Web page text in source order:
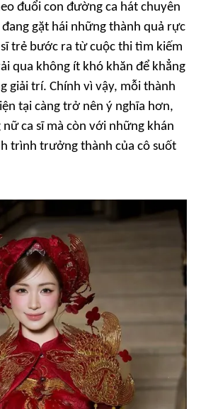
đuổi con đường ca hát chuyên
gặt hái những thành quả rực
trẻ bước ra từ cuộc thi tìm kiếm
qua không ít khó khăn để khẳng
giải trí. Chính vì vậy, mỗi thành
tại càng trở nên ý nghĩa hơn,
ca sĩ mà còn với những khán
trình trưởng thành của cô suốt